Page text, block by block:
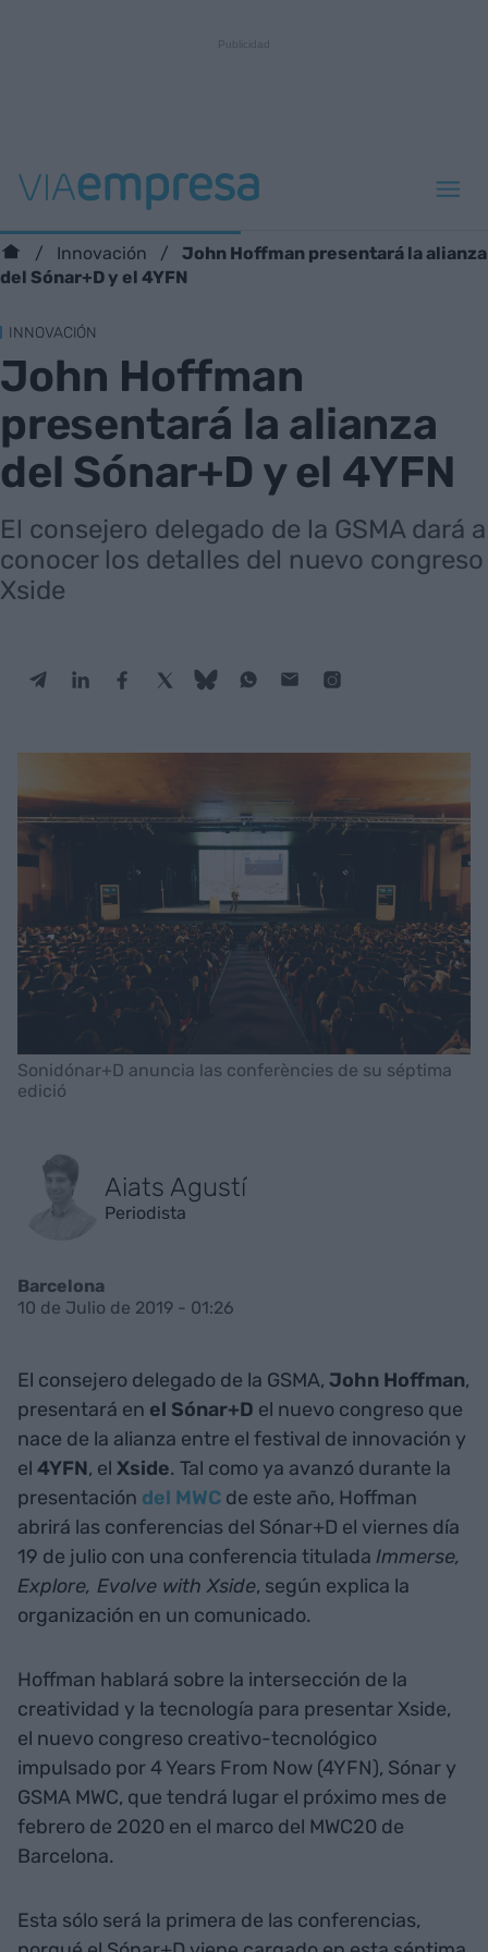
Innovación
John Hoffman presentará la alianza
del Sónar+D y el 4YFN
INNOVACIÓN
John Hoffman
presentará la alianza
del Sónar+D y el 4YFN
El consejero delegado de la GSMA dará a
conocer los detalles del nuevo congreso
Xside
Sonidónar+D anuncia las conferències de su séptima
edició
Aiats Agustí
Periodista
Barcelona
10 de Julio de 2019 - 01:26
El consejero delegado de la GSMA, John Hoffman,
presentará en el Sónar+D el nuevo congreso que
nace de la alianza entre el festival de innovación y
el 4YFN, el Xside. Tal como ya avanzó durante la
presentación del MWC de este año, Hoffman
abrirá las conferencias del Sónar+D el viernes día
19 de julio con una conferencia titulada Immerse,
Explore, Evolve with Xside, según explica la
organización en un comunicado.
Hoffman hablará sobre la intersección de la
creatividad y la tecnología para presentar Xside,
el nuevo congreso creativo-tecnológico
impulsado por 4 Years From Now (4YFN), Sónar y
GSMA MWC, que tendrá lugar el próximo mes de
febrero de 2020 en el marco del MWC20 de
Barcelona.
Esta sólo será la primera de las conferencias,